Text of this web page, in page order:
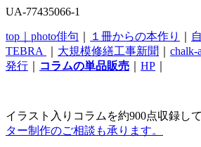
UA-77435066-1
top｜ photo俳句 １冊からの本作り
TEBRA
大規模修繕工事新聞 chalk-
発行
コラムの単品販売 HP
イラスト入りコラムを約900点収録して
ター制作のご相談も承ります。